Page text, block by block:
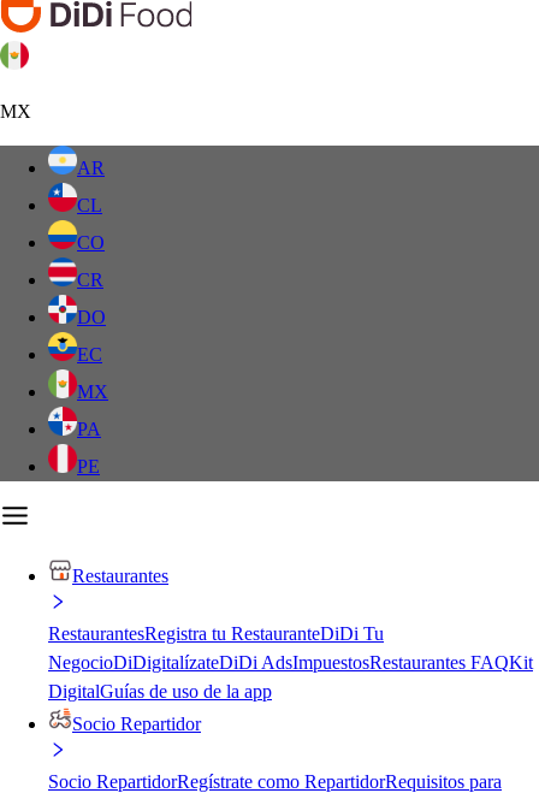
MX
AR
CL
CO
CR
DO
EC
MX
PA
PE
Restaurantes
RestaurantesRegistra tu RestauranteDiDi Tu
NegocioDiDigitalízateDiDi AdsImpuestosRestaurantes FAQKit
DigitalGuías de uso de la app
Socio Repartidor
Socio RepartidorRegístrate como RepartidorRequisitos para